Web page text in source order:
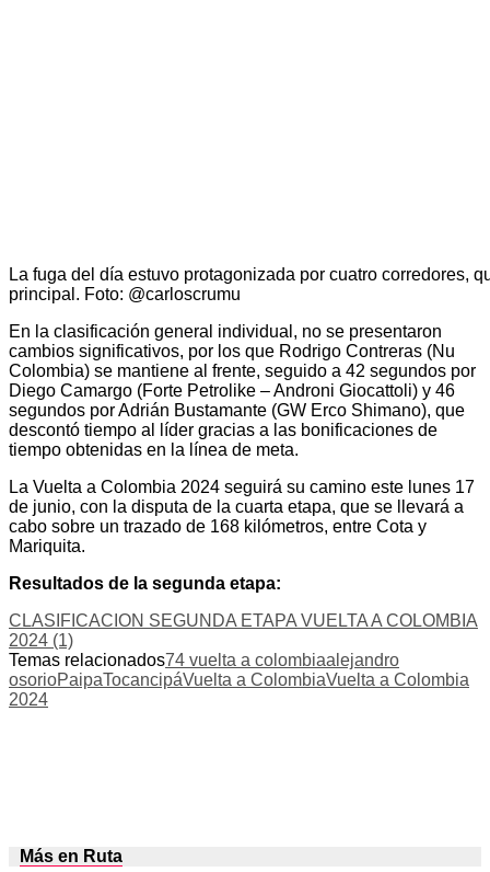
La fuga del día estuvo protagonizada por cuatro corredores,
principal. Foto: @carloscrumu
En la clasificación general individual, no se presentaron
cambios significativos, por los que Rodrigo Contreras (Nu
Colombia) se mantiene al frente, seguido a 42 segundos por
Diego Camargo (Forte Petrolike – Androni Giocattoli) y 46
segundos por Adrián Bustamante (GW Erco Shimano), que
descontó tiempo al líder gracias a las bonificaciones de
tiempo obtenidas en la línea de meta.
La Vuelta a Colombia 2024 seguirá su camino este lunes 17
de junio, con la disputa de la cuarta etapa, que se llevará a
cabo sobre un trazado de 168 kilómetros, entre Cota y
Mariquita.
Resultados de la segunda etapa:
CLASIFICACION SEGUNDA ETAPA VUELTA A COLOMBIA
2024 (1)
Temas relacionados74 vuelta a colombiaalejandro
osorioPaipaTocancipáVuelta a ColombiaVuelta a Colombia
2024
Más en Ruta